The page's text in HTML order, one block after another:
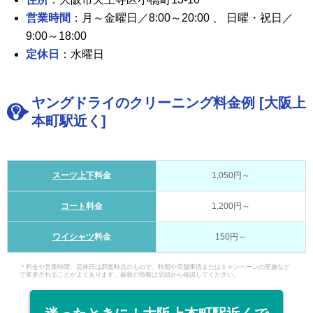
営業時間 ：月～金曜日／8:00～20:00 、 日曜・祝日／
9:00～18:00
定休日
：水曜日
ヤングドライのクリーニング料金例 [大阪上
本町駅近く]
スーツ上下料金 1,050円～
コート料金 1,200円～
ワイシャツ料金 150円～
＊料金や営業時間、店休日は調査時点のもので、時期や店舗事情またはキャンペーンの実施など
で変更されることがよくあります。最新の情報は店頭から確認してください。